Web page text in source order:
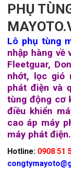
PHỤ
Lô phụ tùng
nhập hàng về
Fleetguar,
nhớt, lọc gió
phát điện và
tùng động cơ
điều khiển
cao áp máy
máy phát điện.
Hotline: 0908 51